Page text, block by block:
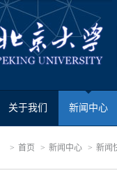
关于我们 新闻中心
首页 新闻中心 新闻